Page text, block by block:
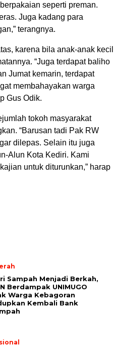
seperti preman.
Juga kadang para
terangnya.
karena bila anak-anak kecil
“Juga terdapat baliho
Jumat kemarin, terdapat
membahayakan warga
Gus Odik.
tokoh masyarakat
“Barusan tadi Pak RW
dilepas. Selain itu juga
Alun Kota Kediri. Kami
untuk diturunkan,” harap
Sampah Menjadi Berkah,
Berdampak UNIMUGO
Warga Kebagoran
Kembali Bank